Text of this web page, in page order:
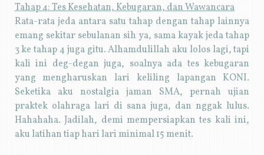
Tahap 4: Tes Kesehatan, Kebugaran, dan Wawancara
Rata-rata jeda antara satu tahap dengan tahap lainnya
emang sekitar sebulanan sih ya, sama kayak jeda tahap
3 ke tahap 4 juga gitu. Alhamdulillah aku lolos lagi, tapi
kali ini deg-degan juga, soalnya ada tes kebugaran
yang mengharuskan lari keliling lapangan KONI.
Seketika aku nostalgia jaman SMA, pernah ujian
praktek olahraga lari di sana juga, dan nggak lulus.
Hahahaha. Jadilah, demi mempersiapkan tes kali ini,
aku latihan tiap hari lari minimal 15 menit.